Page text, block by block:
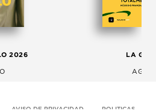
2026 LA
AVISO DE PRIVACIDAD POLITICAS